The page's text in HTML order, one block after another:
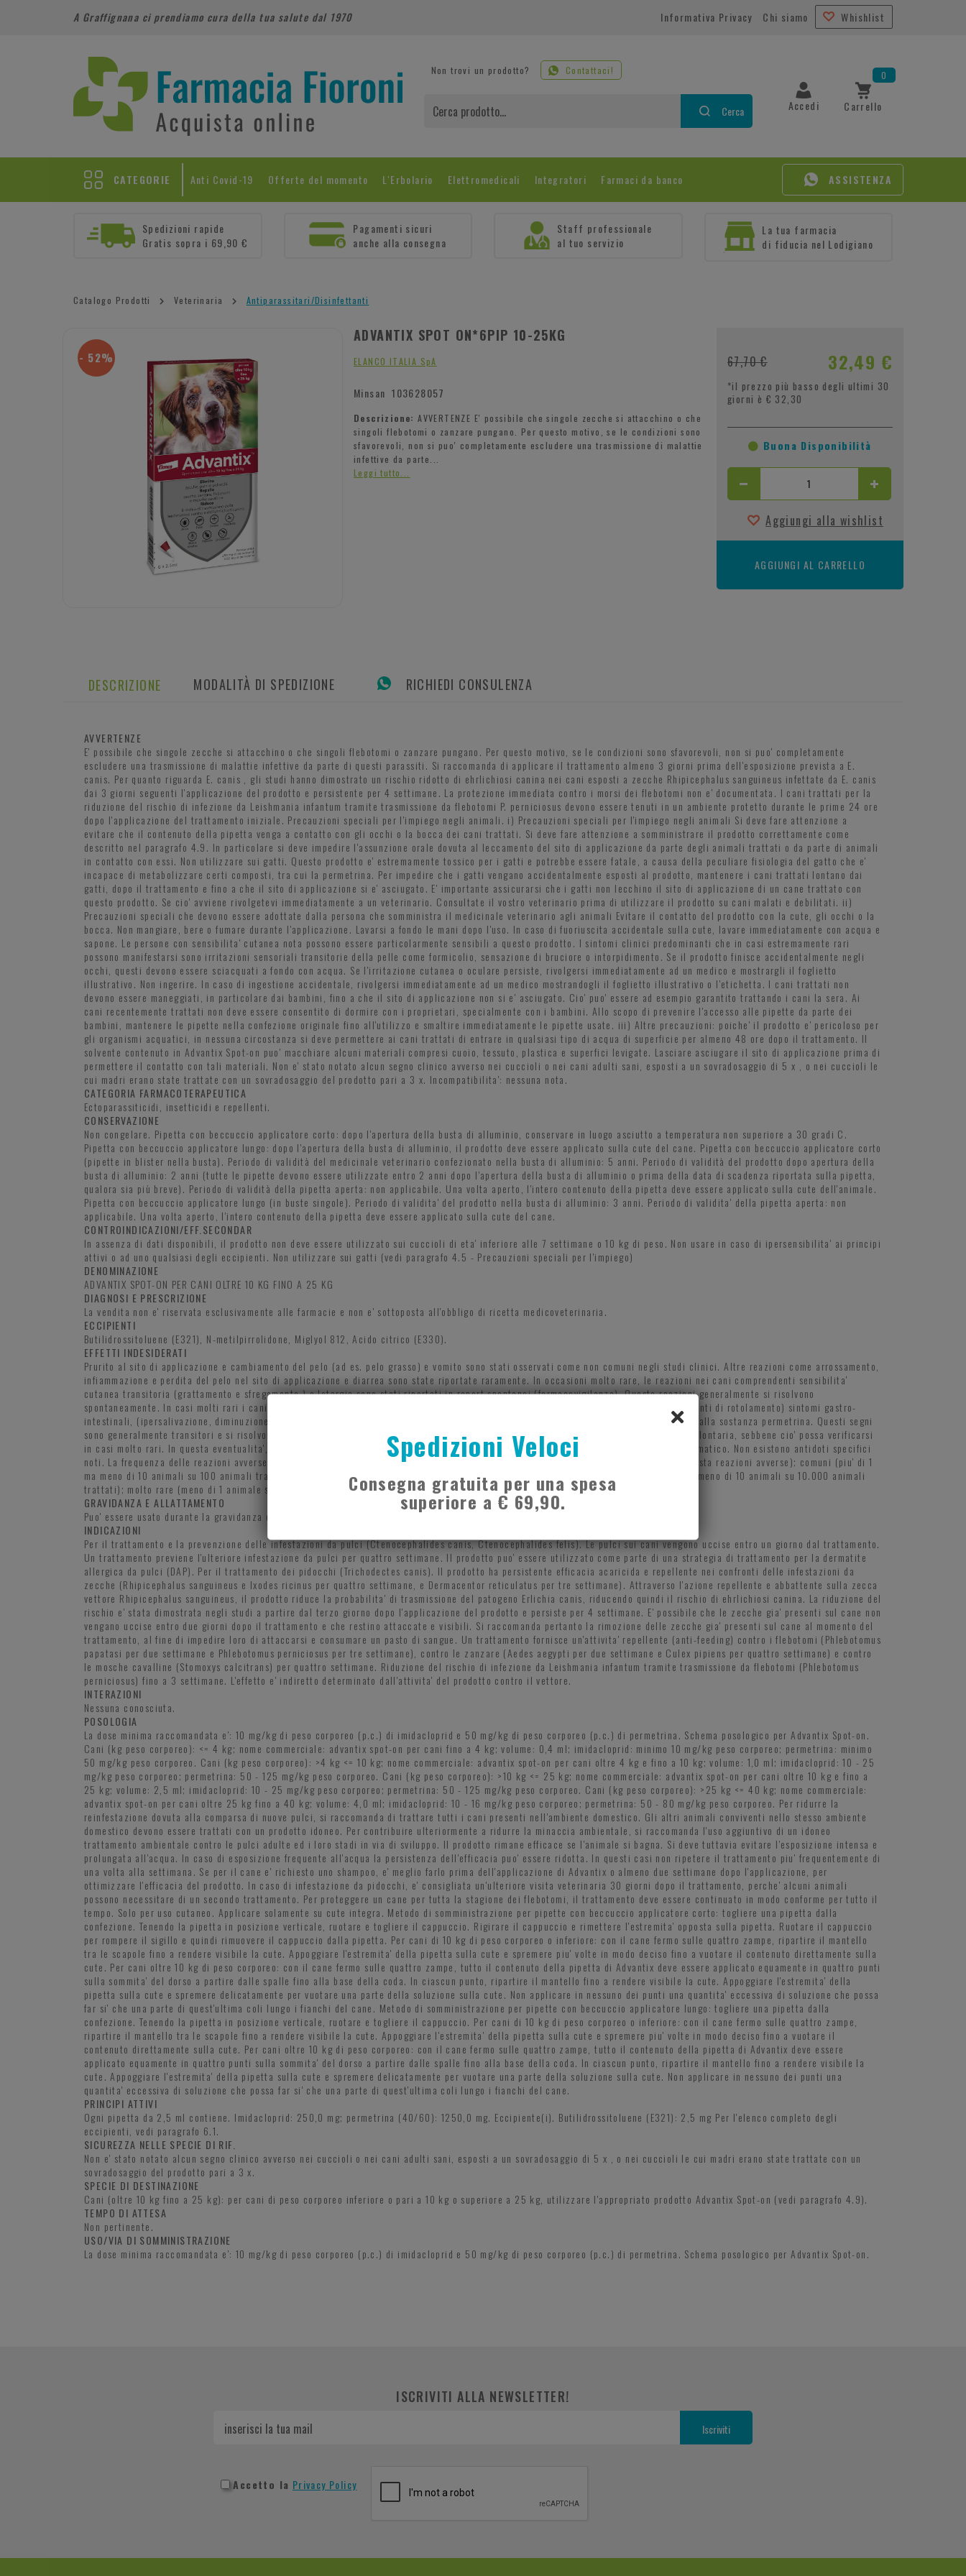
A Graffignana ci prendiamo cura della tua salute dal 1970 Informativa Privacy Chi siamo Whishlist
Non trovi un prodotto? Contattaci!
Cerca Accedi Carrello
0
CATEGORIE Anti Covid-19 Offerte del momento L'Erbolario Elettromedicali Integratori Farmaci da banco ASSISTENZA
Spedizioni rapide
Gratis sopra i 69,90 €
Pagamenti sicuri
anche alla consegna
Staff professionale
al tuo servizio
La tua farmacia
di fiducia nel Lodigiano
Catalogo Prodotti Veterinaria Antiparassitari/Disinfettanti
- 52%
ADVANTIX SPOT ON*6PIP 10-25KG
ELANCO ITALIA SpA
Minsan103628057
Descrizione:AVVERTENZE E' possibile che singole zecche si attacchino o che
singoli flebotomi o zanzare pungano. Per questo motivo, se le condizioni sono
sfavorevoli, non si puo' completamente escludere una trasmissione di malattie
infettive da parte...
Leggi tutto...
67,70 € 32,49 €
*il prezzo più basso degli ultimi 30
giorni è € 32,30
Buona Disponibilità
Aggiungi alla wishlist
AGGIUNGI AL CARRELLO
DESCRIZIONE MODALITÀ DI SPEDIZIONE RICHIEDI CONSULENZA
AVVERTENZE
E' possibile che singole zecche si attacchino o che singoli flebotomi o zanzare pungano. Per questo motivo, se le condizioni sono sfavorevoli, non si puo' completamente
escludere una trasmissione di malattie infettive da parte di questi parassiti. Si raccomanda di applicare il trattamento almeno 3 giorni prima dell'esposizione prevista a E.
canis. Per quanto riguarda E. canis , gli studi hanno dimostrato un rischio ridotto di ehrlichiosi canina nei cani esposti a zecche Rhipicephalus sanguineus infettate da E. canis
dai 3 giorni seguenti l'applicazione del prodotto e persistente per 4 settimane. La protezione immediata contro i morsi dei flebotomi non e' documentata. I cani trattati per la
riduzione del rischio di infezione da Leishmania infantum tramite trasmissione da flebotomi P. perniciosus devono essere tenuti in un ambiente protetto durante le prime 24 ore
dopo l'applicazione del trattamento iniziale. Precauzioni speciali per l'impiego negli animali. i) Precauzioni speciali per l'impiego negli animali Si deve fare attenzione a
evitare che il contenuto della pipetta venga a contatto con gli occhi o la bocca dei cani trattati. Si deve fare attenzione a somministrare il prodotto correttamente come
descritto nel paragrafo 4.9. In particolare si deve impedire l'assunzione orale dovuta al leccamento del sito di applicazione da parte degli animali trattati o da parte di animali
in contatto con essi. Non utilizzare sui gatti. Questo prodotto e' estremamente tossico per i gatti e potrebbe essere fatale, a causa della peculiare fisiologia del gatto che e'
incapace di metabolizzare certi composti, tra cui la permetrina. Per impedire che i gatti vengano accidentalmente esposti al prodotto, mantenere i cani trattati lontano dai
gatti, dopo il trattamento e fino a che il sito di applicazione si e' asciugato. E' importante assicurarsi che i gatti non lecchino il sito di applicazione di un cane trattato con
questo prodotto. Se cio' avviene rivolgetevi immediatamente a un veterinario. Consultate il vostro veterinario prima di utilizzare il prodotto su cani malati e debilitati. ii)
Precauzioni speciali che devono essere adottate dalla persona che somministra il medicinale veterinario agli animali Evitare il contatto del prodotto con la cute, gli occhi o la
bocca. Non mangiare, bere o fumare durante l'applicazione. Lavarsi a fondo le mani dopo l'uso. In caso di fuoriuscita accidentale sulla cute, lavare immediatamente con acqua e
sapone. Le persone con sensibilita' cutanea nota possono essere particolarmente sensibili a questo prodotto. I sintomi clinici predominanti che in casi estremamente rari
possono manifestarsi sono irritazioni sensoriali transitorie della pelle come formicolio, sensazione di bruciore o intorpidimento. Se il prodotto finisce accidentalmente negli
occhi, questi devono essere sciacquati a fondo con acqua. Se l'irritazione cutanea o oculare persiste, rivolgersi immediatamente ad un medico e mostrargli il foglietto
illustrativo. Non ingerire. In caso di ingestione accidentale, rivolgersi immediatamente ad un medico mostrandogli il foglietto illustrativo o l'etichetta. I cani trattati non
devono essere maneggiati, in particolare dai bambini, fino a che il sito di applicazione non si e' asciugato. Cio' puo' essere ad esempio garantito trattando i cani la sera. Ai
cani recentemente trattati non deve essere consentito di dormire con i proprietari, specialmente con i bambini. Allo scopo di prevenire l'accesso alle pipette da parte dei
bambini, mantenere le pipette nella confezione originale fino all'utilizzo e smaltire immediatamente le pipette usate. iii) Altre precauzioni: poiche' il prodotto e' pericoloso per
gli organismi acquatici, in nessuna circostanza si deve permettere ai cani trattati di entrare in qualsiasi tipo di acqua di superficie per almeno 48 ore dopo il trattamento. Il
solvente contenuto in Advantix Spot-on puo' macchiare alcuni materiali compresi cuoio, tessuto, plastica e superfici levigate. Lasciare asciugare il sito di applicazione prima di
permettere il contatto con tali materiali. Non e' stato notato alcun segno clinico avverso nei cuccioli o nei cani adulti sani, esposti a un sovradosaggio di 5 x , o nei cuccioli le
cui madri erano state trattate con un sovradosaggio del prodotto pari a 3 x. Incompatibilita': nessuna nota.
CATEGORIA FARMACOTERAPEUTICA
Ectoparassiticidi, insetticidi e repellenti.
CONSERVAZIONE
Non congelare. Pipetta con beccuccio applicatore corto: dopo l'apertura della busta di alluminio, conservare in luogo asciutto a temperatura non superiore a 30 gradi C.
Pipetta con beccuccio applicatore lungo: dopo l'apertura della busta di alluminio, il prodotto deve essere applicato sulla cute del cane. Pipetta con beccuccio applicatore corto
(pipette in blister nella busta). Periodo di validità del medicinale veterinario confezionato nella busta di alluminio: 5 anni. Periodo di validità del prodotto dopo apertura della
busta di alluminio: 2 anni (tutte le pipette devono essere utilizzate entro 2 anni dopo l'apertura della busta di alluminio o prima della data di scadenza riportata sulla pipetta,
qualora sia più breve). Periodo di validità della pipetta aperta: non applicabile. Una volta aperto, l'intero contenuto della pipetta deve essere applicato sulla cute dell'animale.
Pipetta con beccuccio applicatore lungo (in buste singole). Periodo di validita' del prodotto nella busta di alluminio: 3 anni. Periodo di validita' della pipetta aperta: non
applicabile. Una volta aperto, l'intero contenuto della pipetta deve essere applicato sulla cute del cane.
CONTROINDICAZIONI/EFF.SECONDAR
In assenza di dati disponibili, il prodotto non deve essere utilizzato sui cuccioli di eta' inferiore alle 7 settimane o 10 kg di peso. Non usare in caso di ipersensibilita' ai principi
attivi o ad uno qualsiasi degli eccipienti. Non utilizzare sui gatti (vedi paragrafo 4.5 - Precauzioni speciali per l'impiego)
DENOMINAZIONE
ADVANTIX SPOT-ON PER CANI OLTRE 10 KG FINO A 25 KG
DIAGNOSI E PRESCRIZIONE
La vendita non e' riservata esclusivamente alle farmacie e non e' sottoposta all'obbligo di ricetta medicoveterinaria.
ECCIPIENTI
Butilidrossitoluene (E321), N-metilpirrolidone, Miglyol 812, Acido citrico (E330).
EFFETTI INDESIDERATI
Prurito al sito di applicazione e cambiamento del pelo (ad es. pelo grasso) e vomito sono stati osservati come non comuni negli studi clinici. Altre reazioni come arrossamento,
infiammazione e perdita del pelo nel sito di applicazione e diarrea sono state riportate raramente. In occasioni molto rare, le reazioni nei cani comprendenti sensibilita'
cutanea transitoria (grattamento e sfregamento,) o letargia sono stati riportati in report spontanei (farmacovigilanza). Queste reazioni generalmente si risolvono
spontaneamente. In casi molti rari i cani possono mostrare cambiamenti di comportamento (agitazione, irrequietezza, lamenti o movimenti di rotolamento) sintomi gastro-
intestinali, (ipersalivazione, diminuzione dell'appetito) e segni neurologici quali movimento barcollante e contrazioni nei cani sensibili alla sostanza permetrina. Questi segni
sono generalmente transitori e si risolvono spontaneamente. Nei cani e' improbabile l'avvelenamento in seguito ad assunzione orale involontaria, sebbene cio' possa verificarsi
in casi molto rari. In questa eventualita', possono verificarsi segni neurologici come tremori e letargia. Il trattamento deve essere sintomatico. Non esistono antidoti specifici
noti. La frequenza delle reazioni avverse e' definita usando le seguenti convenzioni: molto comuni (piu' di 1 su 10 animali trattati manifesta reazioni avverse); comuni (piu' di 1
ma meno di 10 animali su 100 animali trattati); non comuni (piu' di 1 ma meno di 10 animali su 1.000 animali trattati); rare (piu' di 1 ma meno di 10 animali su 10.000 animali
trattati); molto rare (meno di 1 animale su 10.000 animali trattati, incluse le segnalazioni isolate).
GRAVIDANZA E ALLATTAMENTO
Puo' essere usato durante la gravidanza e l'allattamento.
INDICAZIONI
Per il trattamento e la prevenzione delle infestazioni da pulci (Ctenocephalides canis, Ctenocephalides felis). Le pulci sui cani vengono uccise entro un giorno dal trattamento.
Un trattamento previene l'ulteriore infestazione da pulci per quattro settimane. Il prodotto puo' essere utilizzato come parte di una strategia di trattamento per la dermatite
allergica da pulci (DAP). Per il trattamento dei pidocchi (Trichodectes canis). Il prodotto ha persistente efficacia acaricida e repellente nei confronti delle infestazioni da
zecche (Rhipicephalus sanguineus e Ixodes ricinus per quattro settimane, e Dermacentor reticulatus per tre settimane). Attraverso l'azione repellente e abbattente sulla zecca
vettore Rhipicephalus sanguineus, il prodotto riduce la probabilita' di trasmissione del patogeno Erlichia canis, riducendo quindi il rischio di ehrlichiosi canina. La riduzione del
rischio e' stata dimostrata negli studi a partire dal terzo giorno dopo l'applicazione del prodotto e persiste per 4 settimane. E' possibile che le zecche gia' presenti sul cane non
vengano uccise entro due giorni dopo il trattamento e che restino attaccate e visibili. Si raccomanda pertanto la rimozione delle zecche gia' presenti sul cane al momento del
trattamento, al fine di impedire loro di attaccarsi e consumare un pasto di sangue. Un trattamento fornisce un'attivita' repellente (anti-feeding) contro i flebotomi (Phlebotomus
papatasi per due settimane e Phlebotomus perniciosus per tre settimane), contro le zanzare (Aedes aegypti per due settimane e Culex pipiens per quattro settimane) e contro
le mosche cavalline (Stomoxys calcitrans) per quattro settimane. Riduzione del rischio di infezione da Leishmania infantum tramite trasmissione da flebotomi (Phlebotomus
perniciosus) fino a 3 settimane. L'effetto e' indiretto determinato dall'attivita' del prodotto contro il vettore.
INTERAZIONI
Nessuna conosciuta.
POSOLOGIA
La dose minima raccomandata e': 10 mg/kg di peso corporeo (p.c.) di imidacloprid e 50 mg/kg di peso corporeo (p.c.) di permetrina. Schema posologico per Advantix Spot-on.
Cani (kg peso corporeo): <= 4 kg; nome commerciale: advantix spot-on per cani fino a 4 kg; volume: 0,4 ml; imidacloprid: minimo 10 mg/kg peso corporeo; permetrina: minimo
50 mg/kg peso corporeo. Cani (kg peso corporeo): >4 kg <= 10 kg; nome commerciale: advantix spot-on per cani oltre 4 kg e fino a 10 kg; volume: 1,0 ml; imidacloprid: 10 - 25
mg/kg peso corporeo; permetrina: 50 - 125 mg/kg peso corporeo. Cani (kg peso corporeo): >10 kg <= 25 kg; nome commerciale: advantix spot-on per cani oltre 10 kg e fino a
25 kg; volume: 2,5 ml; imidacloprid: 10 - 25 mg/kg peso corporeo; permetrina: 50 - 125 mg/kg peso corporeo. Cani (kg peso corporeo): >25 kg <= 40 kg; nome commerciale:
advantix spot-on per cani oltre 25 kg fino a 40 kg; volume: 4,0 ml; imidacloprid: 10 - 16 mg/kg peso corporeo; permetrina: 50 - 80 mg/kg peso corporeo. Per ridurre la
reinfestazione dovuta alla comparsa di nuove pulci, si raccomanda di trattare tutti i cani presenti nell'ambiente domestico. Gli altri animali conviventi nello stesso ambiente
domestico devono essere trattati con un prodotto idoneo. Per contribuire ulteriormente a ridurre la minaccia ambientale, si raccomanda l'uso aggiuntivo di un idoneo
trattamento ambientale contro le pulci adulte ed i loro stadi in via di sviluppo. Il prodotto rimane efficace se l'animale si bagna. Si deve tuttavia evitare l'esposizione intensa e
prolungata all'acqua. In caso di esposizione frequente all'acqua la persistenza dell'efficacia puo' essere ridotta. In questi casi non ripetere il trattamento piu' frequentemente di
una volta alla settimana. Se per il cane e' richiesto uno shampoo, e' meglio farlo prima dell'applicazione di Advantix o almeno due settimane dopo l'applicazione, per
ottimizzare l'efficacia del prodotto. In caso di infestazione da pidocchi, e' consigliata un'ulteriore visita veterinaria 30 giorni dopo il trattamento, perche' alcuni animali
possono necessitare di un secondo trattamento. Per proteggere un cane per tutta la stagione dei flebotomi, il trattamento deve essere continuato in modo conforme per tutto il
tempo. Solo per uso cutaneo. Applicare solamente su cute integra. Metodo di somministrazione per pipette con beccuccio applicatore corto: togliere una pipetta dalla
confezione. Tenendo la pipetta in posizione verticale, ruotare e togliere il cappuccio. Rigirare il cappuccio e rimettere l'estremita' opposta sulla pipetta. Ruotare il cappuccio
per rompere il sigillo e quindi rimuovere il cappuccio dalla pipetta. Per cani di 10 kg di peso corporeo o inferiore: con il cane fermo sulle quattro zampe, ripartire il mantello
tra le scapole fino a rendere visibile la cute. Appoggiare l'estremita' della pipetta sulla cute e spremere piu' volte in modo deciso fino a vuotare il contenuto direttamente sulla
cute. Per cani oltre 10 kg di peso corporeo: con il cane fermo sulle quattro zampe, tutto il contenuto della pipetta di Advantix deve essere applicato equamente in quattro punti
sulla sommita' del dorso a partire dalle spalle fino alla base della coda. In ciascun punto, ripartire il mantello fino a rendere visibile la cute. Appoggiare l'estremita' della
pipetta sulla cute e spremere delicatamente per vuotare una parte della soluzione sulla cute. Non applicare in nessuno dei punti una quantita' eccessiva di soluzione che possa
far si' che una parte di quest'ultima coli lungo i fianchi del cane. Metodo di somministrazione per pipette con beccuccio applicatore lungo: togliere una pipetta dalla
confezione. Tenendo la pipetta in posizione verticale, ruotare e togliere il cappuccio. Per cani di 10 kg di peso corporeo o inferiore: con il cane fermo sulle quattro zampe,
ripartire il mantello tra le scapole fino a rendere visibile la cute. Appoggiare l'estremita' della pipetta sulla cute e spremere piu' volte in modo deciso fino a vuotare il
contenuto direttamente sulla cute. Per cani oltre 10 kg di peso corporeo: con il cane fermo sulle quattro zampe, tutto il contenuto della pipetta di Advantix deve essere
applicato equamente in quattro punti sulla sommita' del dorso a partire dalle spalle fino alla base della coda. In ciascun punto, ripartire il mantello fino a rendere visibile la
cute. Appoggiare l'estremita' della pipetta sulla cute e spremere delicatamente per vuotare una parte della soluzione sulla cute. Non applicare in nessuno dei punti una
quantita' eccessiva di soluzione che possa far si' che una parte di quest'ultima coli lungo i fianchi del cane.
PRINCIPI ATTIVI
Ogni pipetta da 2,5 ml contiene. Imidacloprid: 250,0 mg; permetrina (40/60): 1250,0 mg. Eccipiente(i). Butilidrossitoluene (E321): 2,5 mg Per l'elenco completo degli
eccipienti, vedi paragrafo 6.1.
SICUREZZA NELLE SPECIE DI RIF.
Non e' stato notato alcun segno clinico avverso nei cuccioli o nei cani adulti sani, esposti a un sovradosaggio di 5 x , o nei cuccioli le cui madri erano state trattate con un
sovradosaggio del prodotto pari a 3 x.
SPECIE DI DESTINAZIONE
Cani (oltre 10 kg fino a 25 kg): per cani di peso corporeo inferiore o pari a 10 kg o superiore a 25 kg, utilizzare l'appropriato prodotto Advantix Spot-on (vedi paragrafo 4.9).
TEMPO DI ATTESA
Non pertinente.
USO/VIA DI SOMMINISTRAZIONE
La dose minima raccomandata e': 10 mg/kg di peso corporeo (p.c.) di imidacloprid e 50 mg/kg di peso corporeo (p.c.) di permetrina. Schema posologico per Advantix Spot-on.
Spedizioni Veloci
Consegna gratuita per una spesa
superiore a € 69,90.
ISCRIVITI ALLA NEWSLETTER!
Accetto la Privacy Policy